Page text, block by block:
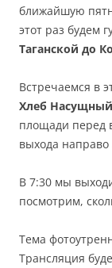
ближайшую
этот раз будем
Таганской до
Встречаемся в
Хлеб Насущный
площади перед
выхода направо
В 7:30 мы
посмотрим,
Тема
Трансляция